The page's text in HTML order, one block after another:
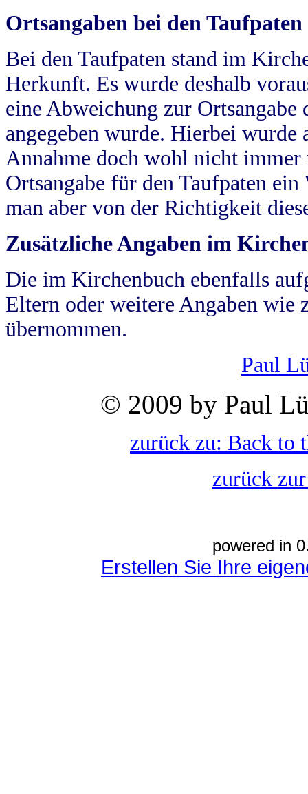
Ortsangaben bei den Taufpaten
Bei den Taufpaten stand im
Herkunft. Es wurde deshalb
eine Abweichung zur
angegeben wurde. Hierbei wurde
Annahme doch wohl nicht
Ortsangabe für den Taufpaten
man aber von der Richtigkeit
Zusätzliche Angaben im
Die im Kirchenbuch ebenfalls
Eltern oder weitere Angaben wie
übernommen.
Paul
© 2009 by Paul
zurück zu: Back to
zurück
powered in
Erstellen Sie Ihre